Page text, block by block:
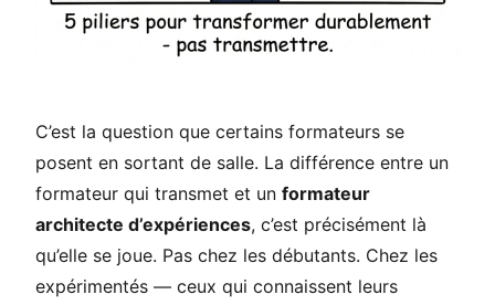
C’est la question que certains formateurs se
posent en sortant de salle. La différence entre un
formateur qui transmet et un formateur
architecte d’expériences, c’est précisément là
qu’elle se joue. Pas chez les débutants. Chez les
expérimentés — ceux qui connaissent leurs